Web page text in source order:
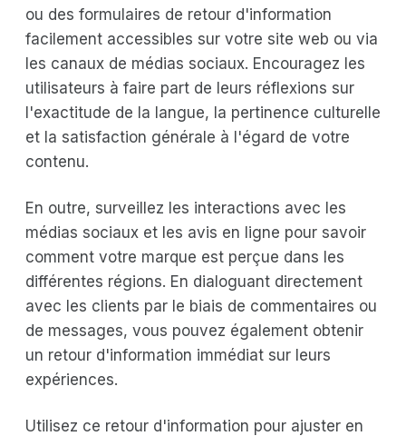
ou des formulaires de retour d'information
facilement accessibles sur votre site web ou via
les canaux de médias sociaux. Encouragez les
utilisateurs à faire part de leurs réflexions sur
l'exactitude de la langue, la pertinence culturelle
et la satisfaction générale à l'égard de votre
contenu.
En outre, surveillez les interactions avec les
médias sociaux et les avis en ligne pour savoir
comment votre marque est perçue dans les
différentes régions. En dialoguant directement
avec les clients par le biais de commentaires ou
de messages, vous pouvez également obtenir
un retour d'information immédiat sur leurs
expériences.
Utilisez ce retour d'information pour ajuster en